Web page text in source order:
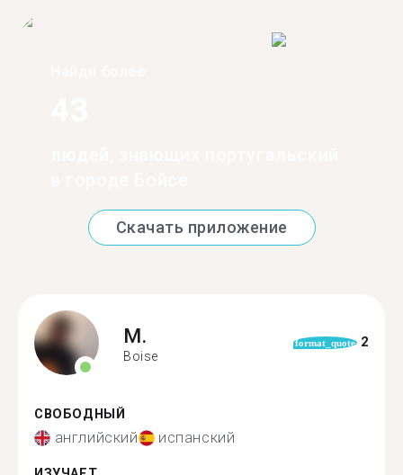
Скачать приложение
M.
Boise
format_quote 2
СВОБОДНЫЙ
английский испанский